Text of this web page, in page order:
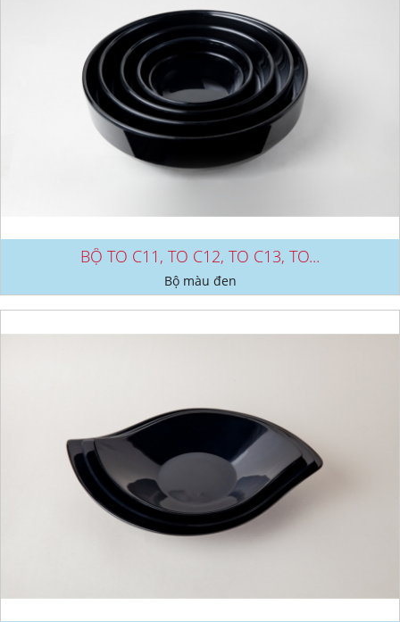
BỘ TO C11, TO C12, TO C13, TO...
Bộ màu đen